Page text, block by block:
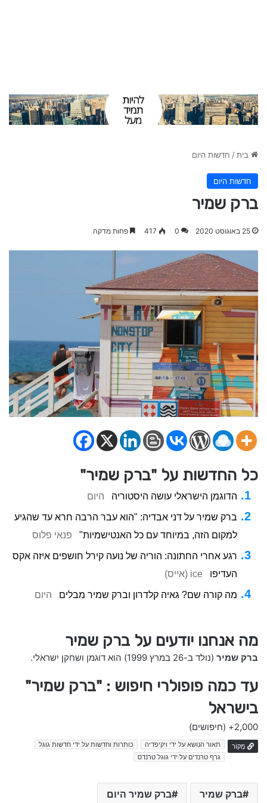
בית/ חדשות היום
חדשות היום
ברק שמיר
25 באוגוסט 2020 0
417 פחות מדקה
כל החדשות על "ברק שמיר"
הדוגמן הישראלי עושה היסטוריה היום
ברק שמיר על דני אבדיה: "הוא עבר הרבה חרא עד שהגיע
למקום הזה, במיוחד עם כל האנטישמיות"
פנאי פלוס
רגע אחרי החתונה: הוריה של נועה קירל חושפים איזה אקס
העדיפו
ice (אייס)
מה קורה שם? גאיה קלדרון וברק שמיר מבלים היום
מה אנחנו יודעים על ברק שמיר
ברק שמיר (נולד ב-26 במרץ 1999) הוא דוגמן ושחקן ישראלי.
עד כמה פופולרי חיפוש : "ברק שמיר"
בישראל
2,000+ (חיפושים)
מָקוֹר תאור הנושא על ידי ויקיפדיה
כותרות וחדשות על ידי חדשות גוגל
גרף טרנדים על ידי גוגל טרנדס
ברק שמיר ברק שמיר היום